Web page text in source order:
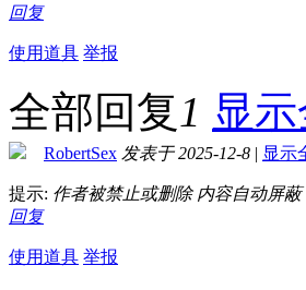
回复
使用道具 举报
全部回复1 显
RobertSex 发表于 2025-12-8 | 显示
提示: 作者被禁止或删除 内容自动屏蔽
回复
使用道具 举报